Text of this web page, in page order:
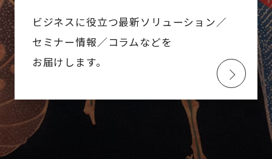
ビジネスに役立つ最新ソリューション／
セミナー情報／コラムなどを
お届けします。